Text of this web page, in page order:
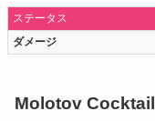
ステータス
ダメージ
Molotov Cocktail